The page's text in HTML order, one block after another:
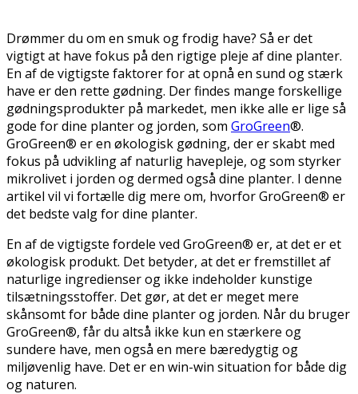
Drømmer du om en smuk og frodig have? Så er det
vigtigt at have fokus på den rigtige pleje af dine planter.
En af de vigtigste faktorer for at opnå en sund og stærk
have er den rette gødning. Der findes mange forskellige
gødningsprodukter på markedet, men ikke alle er lige så
gode for dine planter og jorden, som GroGreen®.
GroGreen® er en økologisk gødning, der er skabt med
fokus på udvikling af naturlig havepleje, og som styrker
mikrolivet i jorden og dermed også dine planter. I denne
artikel vil vi fortælle dig mere om, hvorfor GroGreen® er
det bedste valg for dine planter.
En af de vigtigste fordele ved GroGreen® er, at det er et
økologisk produkt. Det betyder, at det er fremstillet af
naturlige ingredienser og ikke indeholder kunstige
tilsætningsstoffer. Det gør, at det er meget mere
skånsomt for både dine planter og jorden. Når du bruger
GroGreen®, får du altså ikke kun en stærkere og
sundere have, men også en mere bæredygtig og
miljøvenlig have. Det er en win-win situation for både dig
og naturen.